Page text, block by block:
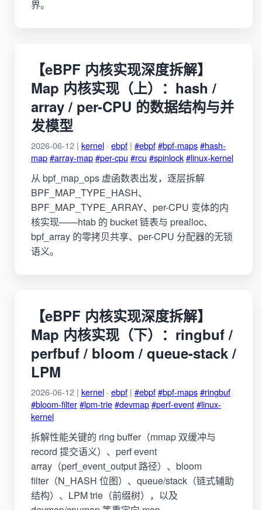
界。
【eBPF 内核实现深度拆解】
Map 内核实现（上）：hash /
array / per-CPU 的数据结构与并
发模型
2026-06-12 | kernel · ebpf | #ebpf#bpf-maps#hash-
map#array-map#per-cpu #rcu #spinlock#linux-kernel
从 bpf_map_ops 虚函数表出发，逐层拆解
BPF_MAP_TYPE_HASH、
BPF_MAP_TYPE_ARRAY、per-CPU 变体的内
核实现——htab 的 bucket 链表与 prealloc、
bpf_array 的零拷贝共享、per-CPU 分配器的无锁
语义。
【eBPF 内核实现深度拆解】
Map 内核实现（下）：ringbuf /
perfbuf / bloom / queue-stack /
LPM
2026-06-12 | kernel · ebpf | #ebpf#bpf-maps#ringbuf
#bloom-filter#lpm-trie#devmap#perf-event#linux-
kernel
拆解性能关键的 ring buffer（mmap 双缓冲与
record 提交语义）、perf event
array（perf_event_output 路径）、bloom
filter（N_HASH 位图）、queue/stack（链式辅助
结构）、LPM trie（前缀树），以及